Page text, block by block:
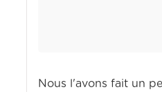
Nous l'avons fait un